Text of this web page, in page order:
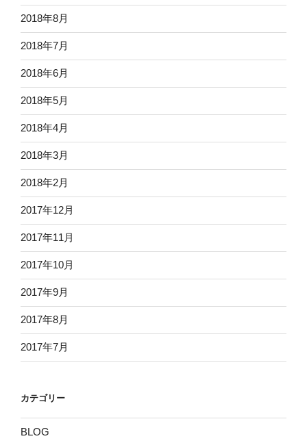
2018年8月
2018年7月
2018年6月
2018年5月
2018年4月
2018年3月
2018年2月
2017年12月
2017年11月
2017年10月
2017年9月
2017年8月
2017年7月
カテゴリー
BLOG